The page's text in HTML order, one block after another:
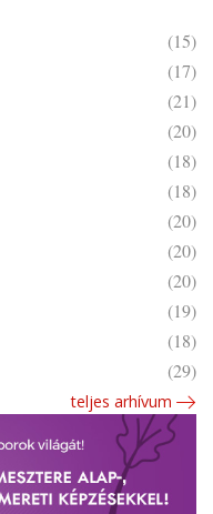
(15)
(17)
(21)
(20)
(18)
(18)
(20)
(20)
(20)
(19)
(18)
(29)
teljes arhívum